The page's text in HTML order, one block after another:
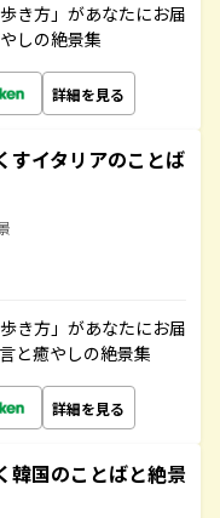
き方」があなたにお届
しの絶景集
詳細を見る
すイタリアのことば
き方」があなたにお届
と癒やしの絶景集
詳細を見る
韓国のことばと絶景